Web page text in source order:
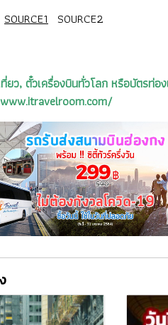
SOURCE1 SOURCE2
ยว, ตั๋วเครื่องบินทั่วโลก หรือบัตร